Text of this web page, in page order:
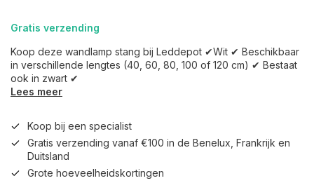
Gratis verzending
Koop deze wandlamp stang bij Leddepot ✔Wit ✔ Beschikbaar
in verschillende lengtes (40, 60, 80, 100 of 120 cm) ✔ Bestaat
ook in zwart ✔
Lees meer
Koop bij een specialist
Gratis verzending vanaf €100 in de Benelux, Frankrijk en
Duitsland
Grote hoeveelheidskortingen